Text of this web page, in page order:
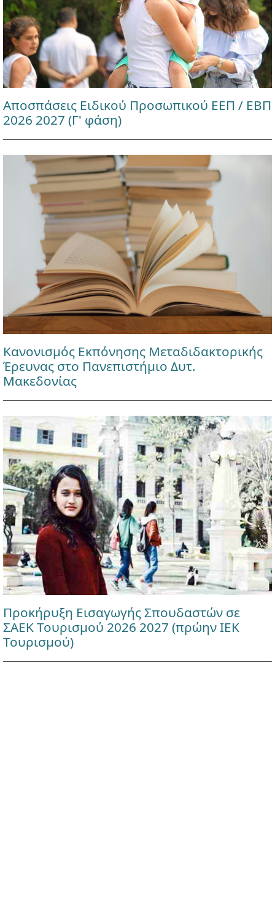
Αποσπάσεις Ειδικού Προσωπικού ΕΕΠ / ΕΒΠ
2026 2027 (Γ' φάση)
Κανονισμός Εκπόνησης Μεταδιδακτορικής
Έρευνας στο Πανεπιστήμιο Δυτ.
Μακεδονίας
Προκήρυξη Εισαγωγής Σπουδαστών σε
ΣΑΕΚ Τουρισμού 2026 2027 (πρώην ΙΕΚ
Τουρισμού)